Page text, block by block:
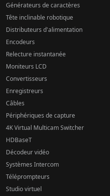
Générateurs de caractères
Tête inclinable robotique
Distributeurs d'alimentation
Encodeurs
Relecture instantanée
Moniteurs LCD
Convertisseurs
Enregistreurs
Câbles
Périphériques de capture
4K Virtual Multicam Switcher
HDBaseT
Décodeur vidéo
Systèmes Intercom
Téléprompteurs
Studio virtuel